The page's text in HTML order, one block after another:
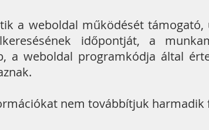
a weboldal működését támogató,
időpontját, a
a weboldal programkódja által
nem továbbítjuk harmadik